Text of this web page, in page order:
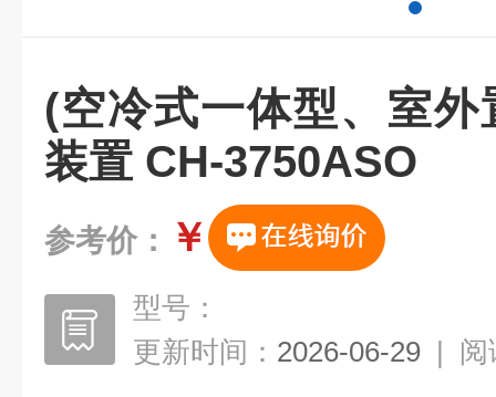
(空冷式一体型、室外
装置 CH-3750ASO
参考价： ￥
型号：
更新时间： 2026-06-29 | 阅